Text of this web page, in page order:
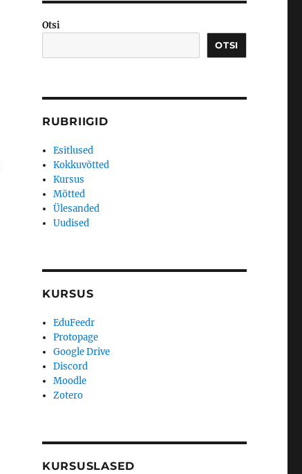
Otsi
OTSI
RUBRIIGID
Esitlused
Kokkuvõtted
Kursus
Mõtted
Ülesanded
Uudised
KURSUS
EduFeedr
Protopage
Google Drive
Discord
Moodle
Zotero
KURSUSLASED